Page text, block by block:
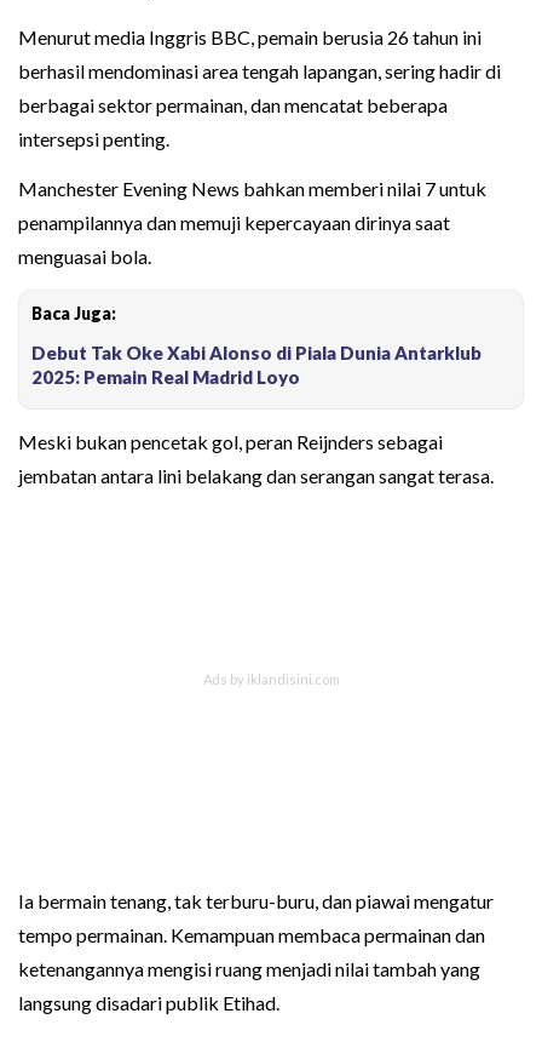
Menurut media Inggris BBC, pemain berusia 26 tahun ini
berhasil mendominasi area tengah lapangan, sering hadir di
berbagai sektor permainan, dan mencatat beberapa
intersepsi penting.
Manchester Evening News bahkan memberi nilai 7 untuk
penampilannya dan memuji kepercayaan dirinya saat
menguasai bola.
Baca Juga:
Debut Tak Oke Xabi Alonso di Piala Dunia Antarklub
2025: Pemain Real Madrid Loyo
Meski bukan pencetak gol, peran Reijnders sebagai
jembatan antara lini belakang dan serangan sangat terasa.
Ia bermain tenang, tak terburu-buru, dan piawai mengatur
tempo permainan. Kemampuan membaca permainan dan
ketenangannya mengisi ruang menjadi nilai tambah yang
langsung disadari publik Etihad.